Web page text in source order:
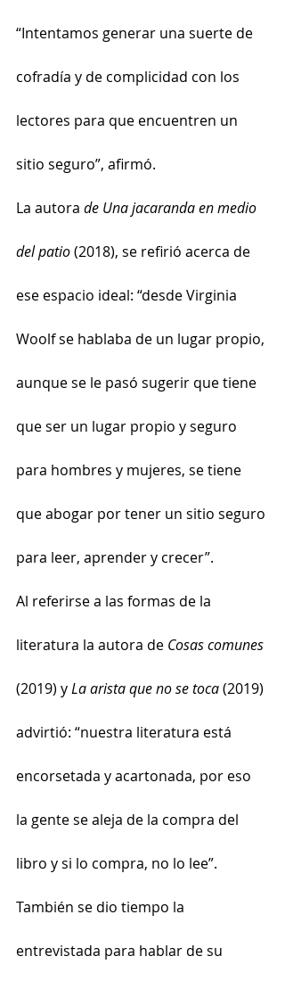
“Intentamos generar una suerte de
cofradía y de complicidad con los
lectores para que encuentren un
sitio seguro”, afirmó.
La autora de Una jacaranda en medio
del patio (2018), se refirió acerca de
ese espacio ideal: “desde Virginia
Woolf se hablaba de un lugar propio,
aunque se le pasó sugerir que tiene
que ser un lugar propio y seguro
para hombres y mujeres, se tiene
que abogar por tener un sitio seguro
para leer, aprender y crecer”.
Al referirse a las formas de la
literatura la autora de Cosas comunes
(2019) y La arista que no se toca (2019)
advirtió: “nuestra literatura está
encorsetada y acartonada, por eso
la gente se aleja de la compra del
libro y si lo compra, no lo lee”.
También se dio tiempo la
entrevistada para hablar de su